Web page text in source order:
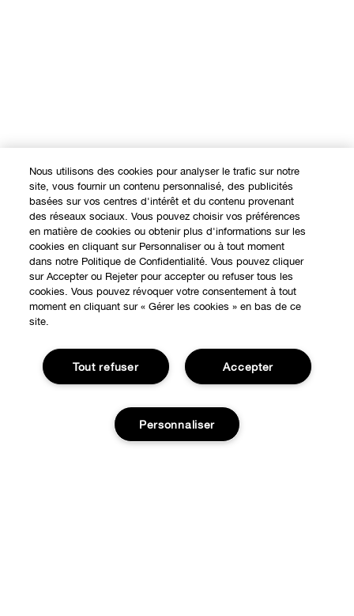
EXPÉRIENCE EN LIGNE
Offres Spéciales
Programme de Fidélité
Points de Vente
Consultation en ligne
Notre Philosophie
Suivre ma commande
CONFIDENTIALITÉ ET CONDITIONS GÉNÉRALES
Nous utilisons des cookies pour analyser le trafic sur notre
site, vous fournir un contenu personnalisé, des publicités
basées sur vos centres d'intérêt et du contenu provenant
des réseaux sociaux. Vous pouvez choisir vos préférences
en matière de cookies ou obtenir plus d'informations sur les
cookies en cliquant sur Personnaliser ou à tout moment
dans notre Politique de Confidentialité. Vous pouvez cliquer
sur Accepter ou Rejeter pour accepter ou refuser tous les
cookies. Vous pouvez révoquer votre consentement à tout
moment en cliquant sur « Gérer les cookies » en bas de ce
site.
Accepter
Tout refuser
Personnaliser